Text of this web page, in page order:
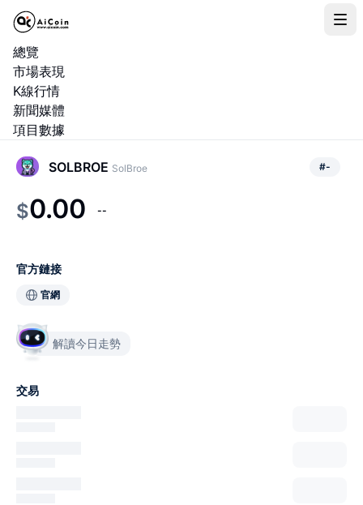
總覽
市場表現
K線行情
新聞媒體
項目數據
SOLBROE SolBroe #-
$0.00 --
官方鏈接
官網
解讀今日走勢
交易